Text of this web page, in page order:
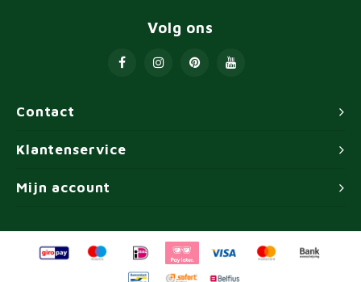
Contact
Volg ons
Klantenservice
Mijn account